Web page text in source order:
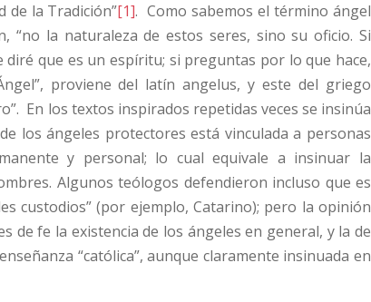
de la Tradición”[1]. Como sabemos el término ángel
“no la naturaleza de estos seres, sino su oficio. Si
que es un espíritu; si preguntas por lo que hace,
proviene del latín angelus, y este del griego
En los textos inspirados repetidas veces se insinúa
los ángeles protectores está vinculada a personas
y personal; lo cual equivale a insinuar la
Algunos teólogos defendieron incluso que es
custodios” (por ejemplo, Catarino); pero la opinión
de fe la existencia de los ángeles en general, y la de
“católica”, aunque claramente insinuada en